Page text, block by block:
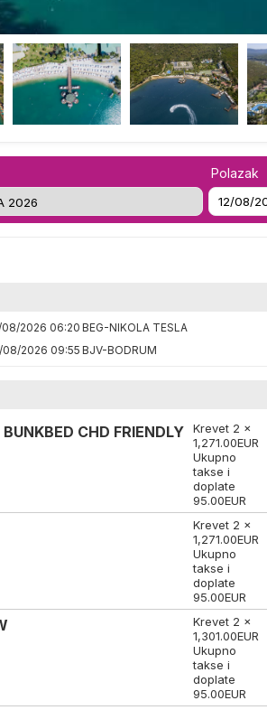
Polazak
08/2026 06:20 BEG-NIKOLA TESLA
08/2026 09:55 BJV-BODRUM
CHD FRIENDLY
Krevet 2 x
1,271.00EUR
Ukupno
takse i
doplate
95.00EUR
Krevet 2 x
1,271.00EUR
Ukupno
takse i
doplate
95.00EUR
Krevet 2 x
1,301.00EUR
Ukupno
takse i
doplate
95.00EUR